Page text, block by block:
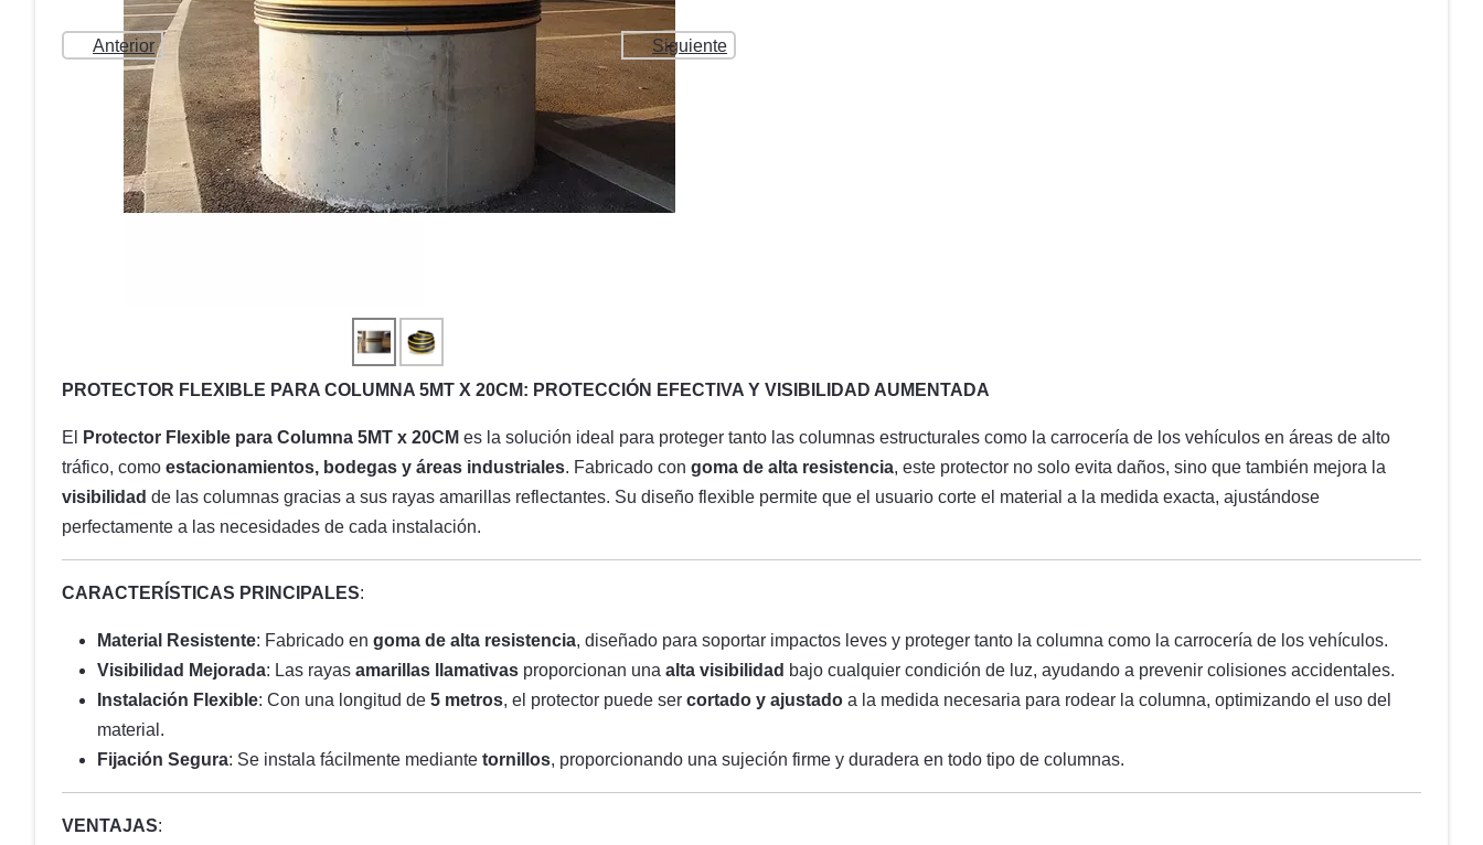
Anterior Siguiente
PROTECTOR FLEXIBLE PARA COLUMNA 5MT X 20CM: PROTECCIÓN EFECTIVA Y VISIBILIDAD AUMENTADA
El Protector Flexible para Columna 5MT x 20CM es la solución ideal para proteger tanto las columnas estructurales como la carrocería de los vehículos en áreas de alto
tráfico, como estacionamientos, bodegas y áreas industriales. Fabricado con goma de alta resistencia, este protector no solo evita daños, sino que también mejora la
visibilidad de las columnas gracias a sus rayas amarillas reflectantes. Su diseño flexible permite que el usuario corte el material a la medida exacta, ajustándose
perfectamente a las necesidades de cada instalación.
CARACTERÍSTICAS PRINCIPALES:
Material Resistente: Fabricado en goma de alta resistencia, diseñado para soportar impactos leves y proteger tanto la columna como la carrocería de los vehículos.
Visibilidad Mejorada: Las rayas amarillas llamativas proporcionan una alta visibilidad bajo cualquier condición de luz, ayudando a prevenir colisiones accidentales.
Instalación Flexible: Con una longitud de 5 metros, el protector puede ser cortado y ajustado a la medida necesaria para rodear la columna, optimizando el uso del
material.
Fijación Segura: Se instala fácilmente mediante tornillos, proporcionando una sujeción firme y duradera en todo tipo de columnas.
VENTAJAS: